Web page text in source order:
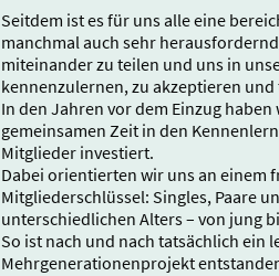
Seitdem ist es für uns alle eine
manchmal auch sehr
miteinander zu teilen und uns in
kennenzulernen, zu akzeptieren
In den Jahren vor dem Einzug
gemeinsamen Zeit in den
Mitglieder investiert.
Dabei orientierten wir uns an einem
Mitgliederschlüssel: Singles, Paare
unterschiedlichen Alters – von jung
So ist nach und nach tatsächlich ein
Mehrgenerationenprojekt